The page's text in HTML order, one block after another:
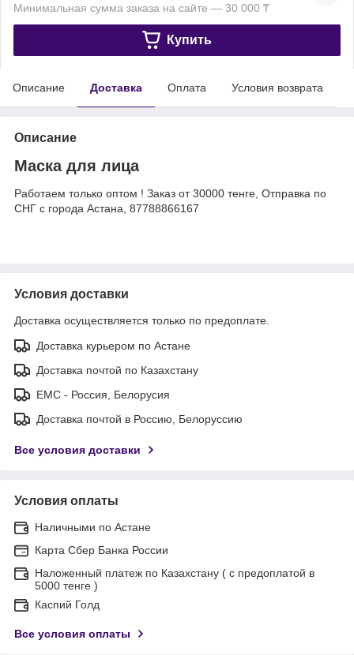
Минимальная сумма заказа на сайте — 30 000 ₸
Купить
Описание Доставка Оплата Условия возврата
Описание
Маска для лица
Работаем только оптом ! Заказ от 30000 тенге, Отправка по
СНГ с города Астана, 87788866167
Условия доставки
Доставка осуществляется только по предоплате.
Доставка курьером по Астане
Доставка почтой по Казахстану
ЕМС - Россия, Белорусия
Доставка почтой в Россию, Белоруссию
Все условия доставки
Условия оплаты
Наличными по Астане
Карта Сбер Банка России
Наложенный платеж по Казахстану ( с предоплатой в
5000 тенге )
Каспий Голд
Все условия оплаты